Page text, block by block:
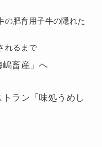
の肥育用子牛の隠れた
れるまで
嶋畜産」へ
トラン「味処うめし